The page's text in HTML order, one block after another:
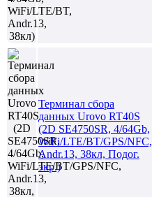
Терминал сбора
данных Urovo RT40S
(2D SE4750SR, 4/64Gb,
WiFi/LTE/BT/GPS/NFC,
Andr.13, 38кл, Подог.
экр.)